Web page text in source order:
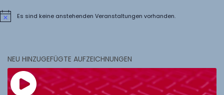
HinweisEs sind keine anstehenden Veranstaltungen vorhanden.
NEU HINZUGEFÜGTE AUFZEICHNUNGEN